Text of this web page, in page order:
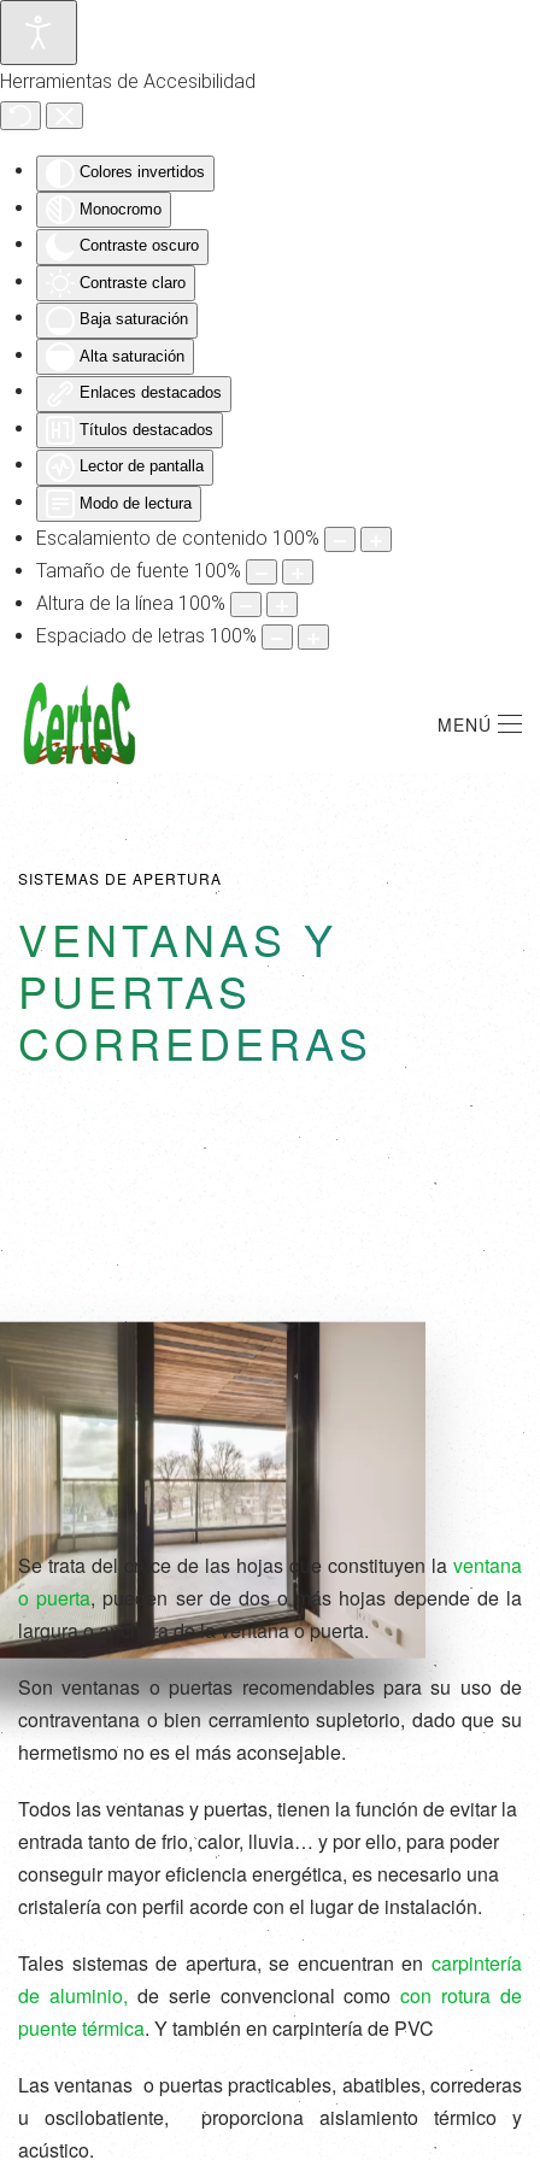
Herramientas de Accesibilidad
Colores invertidos
Monocromo
Contraste oscuro
Contraste claro
Baja saturación
Alta saturación
Enlaces destacados
Títulos destacados
Lector de pantalla
Modo de lectura
Escalamiento de contenido 100%
Tamaño de fuente 100%
Altura de la línea 100%
Espaciado de letras 100%
Skip to main content
MENÚ
SISTEMAS DE APERTURA
VENTANAS Y
PUERTAS
CORREDERAS
Se trata del cruce de las hojas que constituyen la ventana
o puerta, pueden ser de dos o más hojas depende de la
largura o anchura de la ventana o puerta.
Son ventanas o puertas recomendables para su uso de
contraventana o bien cerramiento supletorio, dado que su
hermetismo no es el más aconsejable.
Todos las ventanas y puertas, tienen la función de evitar la
entrada tanto de frio, calor, lluvia… y por ello, para poder
conseguir mayor eficiencia energética, es necesario una
cristalería con perfil acorde con el lugar de instalación.
Tales sistemas de apertura, se encuentran en carpintería
de aluminio, de serie convencional comocon rotura de
puente térmica. Y también en carpintería de PVC
Las ventanas o puertas practicables, abatibles, correderas
u oscilobatiente, proporciona aislamiento térmico y
acústico.